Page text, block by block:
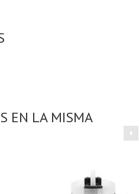
EN LA MISMA